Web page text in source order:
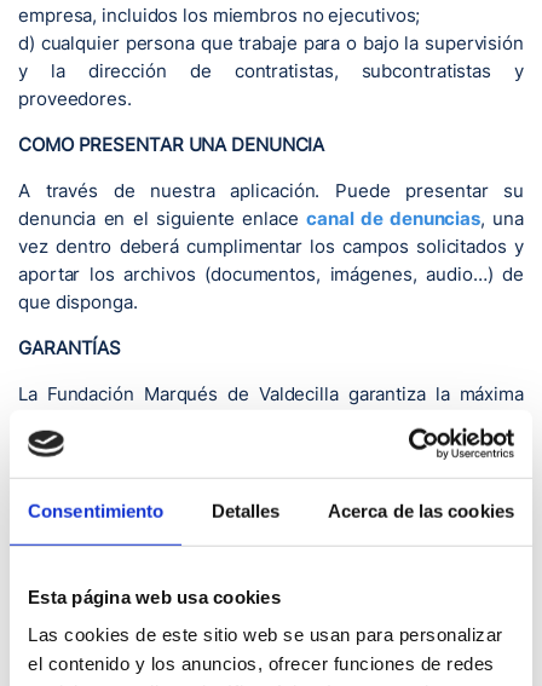
Consentimiento Detalles Acerca de las cookies
Esta página web usa cookies
Las cookies de este sitio web se usan para personalizar
el contenido y los anuncios, ofrecer funciones de redes
empresa, incluidos los miembros no ejecutivos;
d) cualquier persona que trabaje para o bajo la supervisión
y la dirección de contratistas, subcontratistas y
proveedores.
COMO PRESENTAR UNA DENUNCIA
A través de nuestra aplicación. Puede presentar su
denuncia en el siguiente enlace canal de denuncias, una
vez dentro deberá cumplimentar los campos solicitados y
aportar los archivos (documentos, imágenes, audio…) de
que disponga.
GARANTÍAS
La Fundación Marqués de Valdecilla garantiza la máxima
confidencialidad del denunciante de buena fe en todas las
etapas de la investigación, de forma que su identidad no se
divulgará a los sujetos denunciados ni a sus superiores
jerárquicos (en caso de ser un Colaborador), salvo
anonimato dispone de la opción arriba indicada para
comunicarse con nosotros.
En caso de no facilitar sus datos de contacto por la